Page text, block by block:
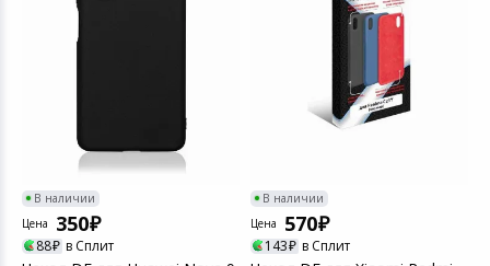
В наличии
Цена
350
88 в Сплит
В наличии
Цена
570
143 в Сплит